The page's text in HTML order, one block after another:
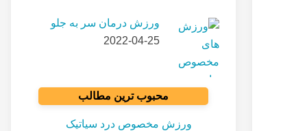
ورزش درمان سر به جلو
2022-04-25
محبوب ترین مطالب
ورزش مخصوص درد سیاتیک